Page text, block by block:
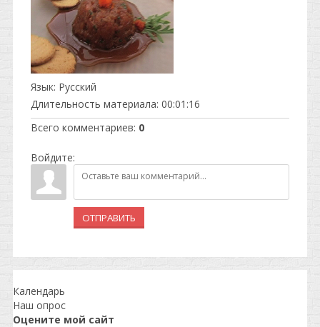
Язык: Русский
Длительность материала: 00:01:16
Всего комментариев: 0
Войдите:
ОТПРАВИТЬ
Календарь
Наш опрос
Оцените мой сайт